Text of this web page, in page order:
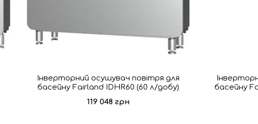
Інверторний осушувач повітря для
басейну Fairland IDHR60 (60 л/добу)
119 048 грн
басейну